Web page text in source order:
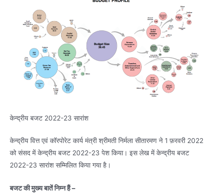
केन्द्रीय बजट 2022-23 सारांश
केन्‍द्रीय वित्त एवं कॉरपोरेट कार्य मंत्री श्रीमती निर्मला सीतारमण ने 1 फ़रवरी 2022
को संसद में केन्‍द्रीय बजट 2022-23 पेश किया। इस लेख में केन्‍द्रीय बजट
2022-23 सारांश सम्मिलित किया गया है।
बजट की मुख्य बातें निम्न हैं –